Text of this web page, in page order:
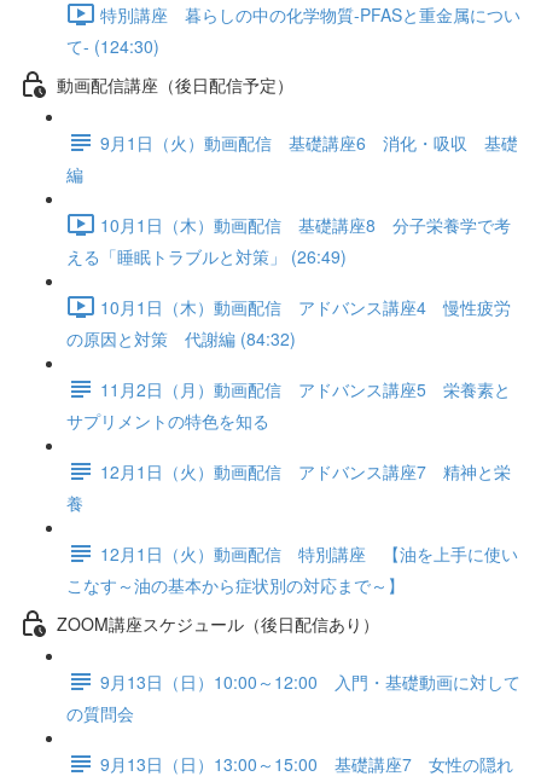
特別講座 暮らしの中の化学物質-PFASと重金属につい
て- (124:30)
動画配信講座（後日配信予定）
9月1日（火）動画配信 基礎講座6 消化・吸収 基礎
編
10月1日（木）動画配信 基礎講座8 分子栄養学で考
える「睡眠トラブルと対策」 (26:49)
10月1日（木）動画配信 アドバンス講座4 慢性疲労
の原因と対策 代謝編 (84:32)
11月2日（月）動画配信 アドバンス講座5 栄養素と
サプリメントの特色を知る
12月1日（火）動画配信 アドバンス講座7 精神と栄
養
12月1日（火）動画配信 特別講座 【油を上手に使い
こなす～油の基本から症状別の対応まで～】
ZOOM講座スケジュール（後日配信あり）
9月13日（日）10:00～12:00 入門・基礎動画に対して
の質問会
9月13日（日）13:00～15:00 基礎講座7 女性の隠れ